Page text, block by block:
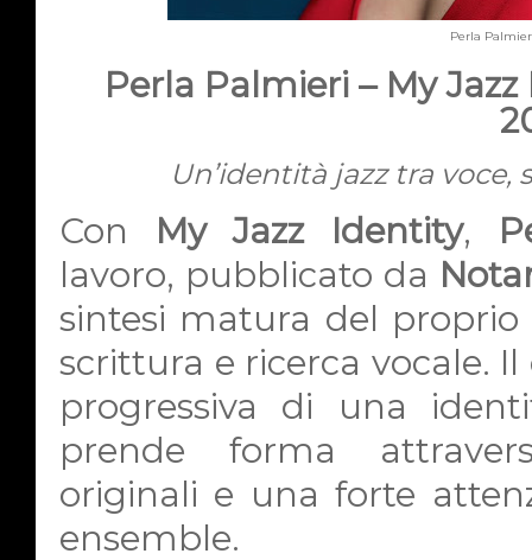
Perla
Perla Palmieri – My
Un’identità jazz tra
Con My Jazz Identity,
lavoro, pubblicato da
sintesi matura del
scrittura e ricerca vocale.
progressiva di una
prende forma
originali e una forte
ensemble.